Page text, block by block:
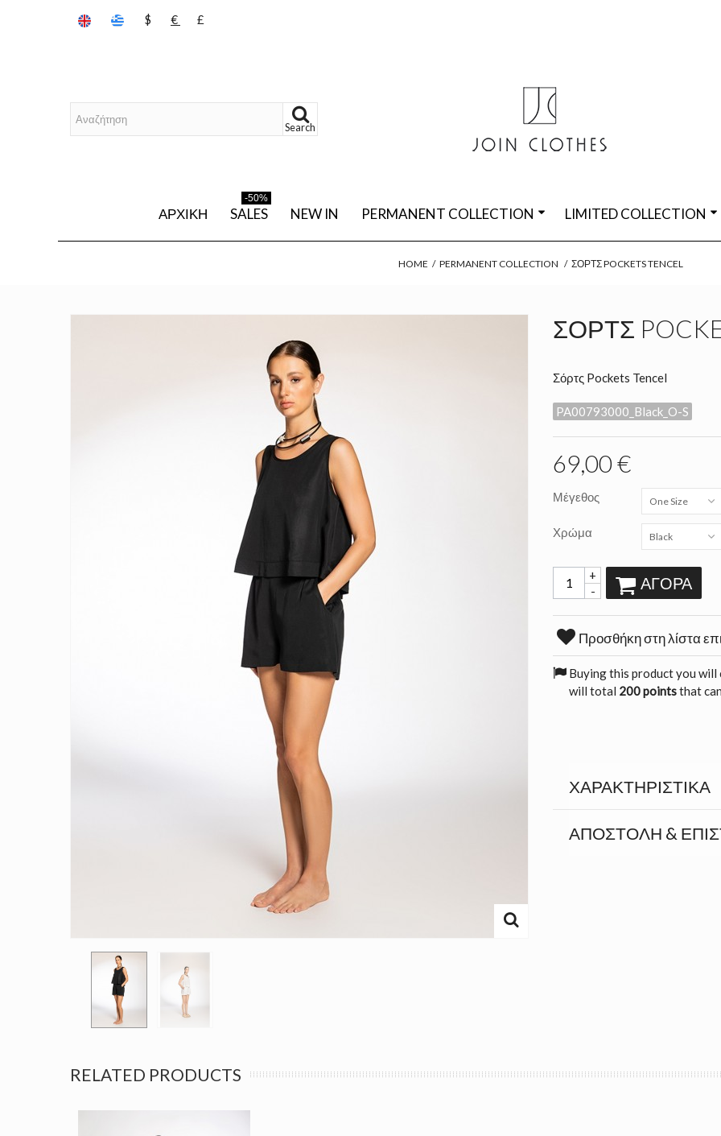
$ € £
Search
ΑΡΧΙΚΉ SALES
-50%
NEW IN PERMANENT COLLECTION LIMITED COLLECTION
HOME / PERMANENT COLLECTION / ΣΌΡΤΣ POCKETS TENCEL
ΣΌΡΤΣ
Σόρτς Pockets Tencel
PA00793000_Black_O-S
69,00 €
Μέγεθος One Size
Χρώμα Black
-
+ ΑΓΟΡΆ
Προσθήκη στη λίστα
Buying this product you will
will total 200 pointsthat
ΧΑΡΑΚΤΗΡΙΣΤΙΚΆ
ΑΠΟΣΤΟΛΉ &
RELATED PRODUCTS